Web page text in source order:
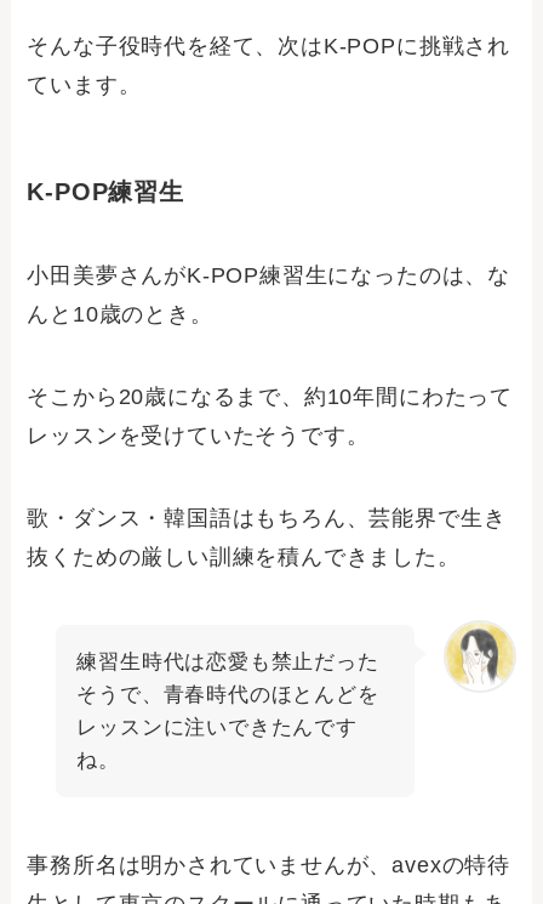
そんな子役時代を経て、次はK-POPに挑戦され
ています。
K-POP練習生
小田美夢さんがK-POP練習生になったのは、な
んと10歳のとき。
そこから20歳になるまで、約10年間にわたって
レッスンを受けていたそうです。
歌・ダンス・韓国語はもちろん、芸能界で生き
抜くための厳しい訓練を積んできました。
練習生時代は恋愛も禁止だった
そうで、青春時代のほとんどを
レッスンに注いできたんです
ね。
事務所名は明かされていませんが、avexの特待